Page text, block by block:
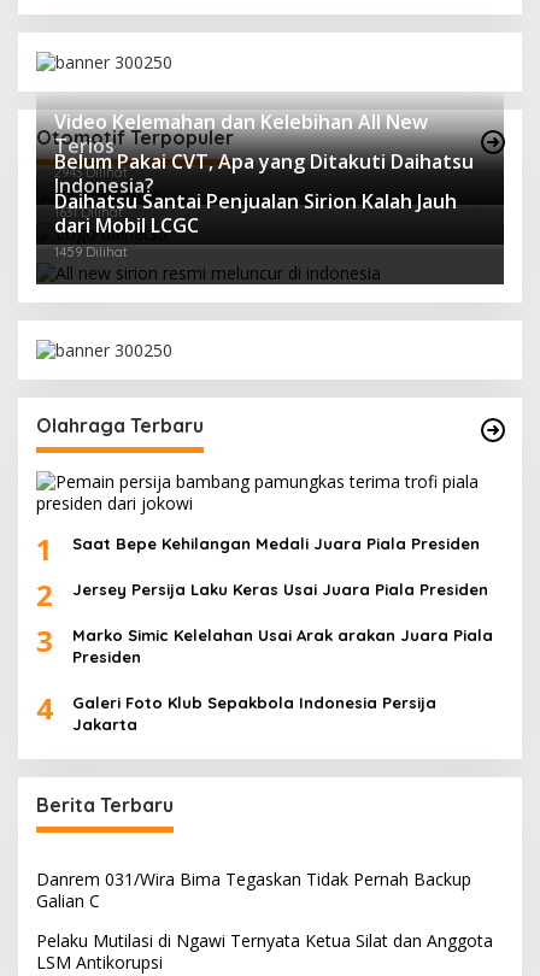
Otomotif Terpopuler
Video Kelemahan dan Kelebihan All New
Terios
2943 Dilihat
Belum Pakai CVT, Apa yang Ditakuti Daihatsu
Indonesia?
1631 Dilihat
Daihatsu Santai Penjualan Sirion Kalah Jauh
dari Mobil LCGC
1459 Dilihat
Olahraga Terbaru
1 Saat Bepe Kehilangan Medali Juara Piala Presiden
2 Jersey Persija Laku Keras Usai Juara Piala Presiden
3
Marko Simic Kelelahan Usai Arak arakan Juara Piala
Presiden
4
Galeri Foto Klub Sepakbola Indonesia Persija
Jakarta
Berita Terbaru
Danrem 031/Wira Bima Tegaskan Tidak Pernah Backup
Galian C
Pelaku Mutilasi di Ngawi Ternyata Ketua Silat dan Anggota
LSM Antikorupsi